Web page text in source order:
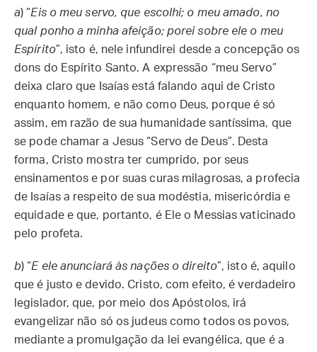
a) “Eis o meu servo, que escolhi; o meu amado, no
qual ponho a minha afeição; porei sobre ele o meu
Espírito”, isto é, nele infundirei desde a concepção os
dons do Espírito Santo. A expressão “meu Servo”
deixa claro que Isaías está falando aqui de Cristo
enquanto homem, e não como Deus, porque é só
assim, em razão de sua humanidade santíssima, que
se pode chamar a Jesus “Servo de Deus”. Desta
forma, Cristo mostra ter cumprido, por seus
ensinamentos e por suas curas milagrosas, a profecia
de Isaías a respeito de sua modéstia, misericórdia e
equidade e que, portanto, é Ele o Messias vaticinado
pelo profeta.
b) “E ele anunciará às nações o direito”, isto é, aquilo
que é justo e devido. Cristo, com efeito, é verdadeiro
legislador, que, por meio dos Apóstolos, irá
evangelizar não só os judeus como todos os povos,
mediante a promulgação da lei evangélica, que é a